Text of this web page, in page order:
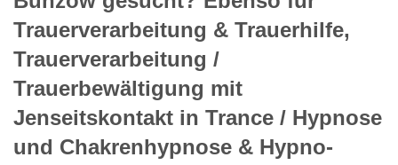
Trauerverarbeitung & Trauerhilfe,
Trauerverarbeitung /
Trauerbewältigung mit
Jenseitskontakt in Trance / Hypnose
und Chakrenhypnose & Hypno-